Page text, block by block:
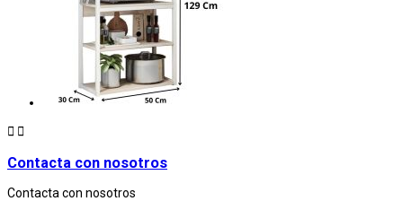
 
Contacta con nosotros
Contacta con nosotros